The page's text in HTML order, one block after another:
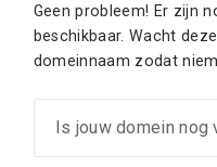
Geen probleem! Er zijn
beschikbaar. Wacht
domeinnaam zodat